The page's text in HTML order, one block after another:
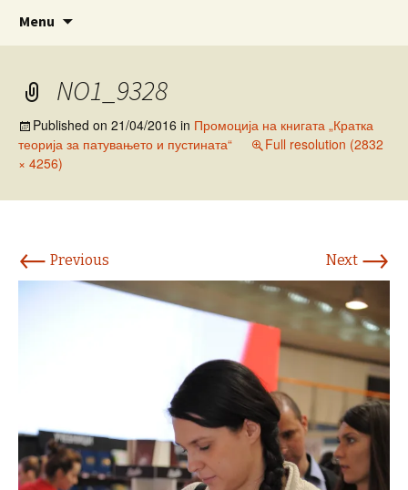
ПРОШЕТКА НИЗ ЕВРОПА
www.prosetkanizevropa.mk
Menu
content
NO1_9328
Published on 21/04/2016 in Промоција на книгата „Кратка
теорија за патувањето и пустината“
Full resolution (2832
× 4256)
← Previous Next →